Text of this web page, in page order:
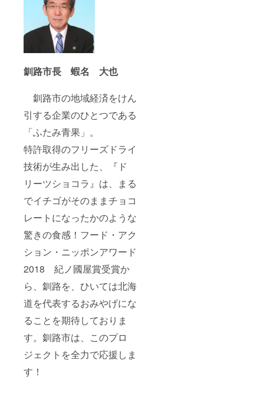
釧路市長 蝦名 大也
釧路市の地域経済をけん
引する企業のひとつである
「ふたみ青果」。
特許取得のフリーズドライ
技術が生み出した、『ド
リーツショコラ』は、まる
でイチゴがそのままチョコ
レートになったかのような
驚きの食感！フード・アク
ション・ニッポンアワード
2018 紀ノ國屋賞受賞か
ら、釧路を、ひいては北海
道を代表するおみやげにな
ることを期待しておりま
す。釧路市は、このプロ
ジェクトを全力で応援しま
す！